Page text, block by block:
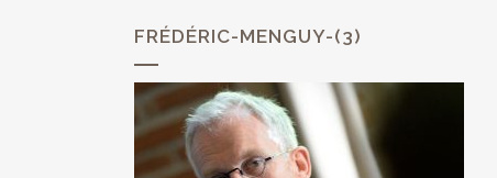
FRÉDÉRIC-MENGUY-(3)